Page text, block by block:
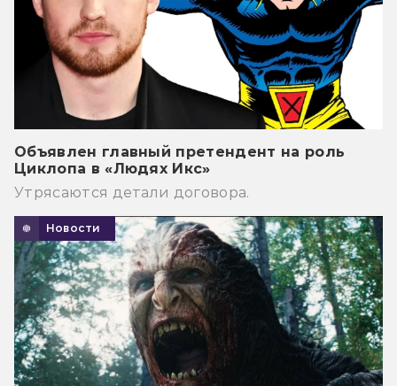
Объявлен главный претендент на роль
Циклопа в «Людях Икс»
Утрясаются детали договора.
Новости